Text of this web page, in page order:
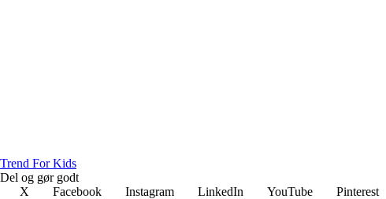
Trend For Kids
Del og gør godt
X
Facebook Instagram LinkedIn YouTube Pinterest